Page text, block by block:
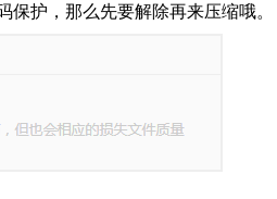
保护，那么先要解除再来压缩哦。